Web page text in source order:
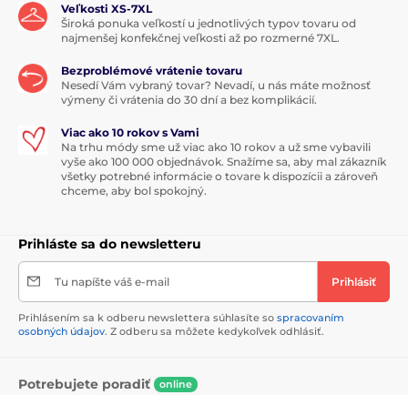
Veľkosti XS-7XL
Široká ponuka veľkostí u jednotlivých typov tovaru od
najmenšej konfekčnej veľkosti až po rozmerné 7XL.
Bezproblémové vrátenie tovaru
Nesedí Vám vybraný tovar? Nevadí, u nás máte možnosť
výmeny či vrátenia do 30 dní a bez komplikácií.
Viac ako 10 rokov s Vami
Na trhu módy sme už viac ako 10 rokov a už sme vybavili
vyše ako 100 000 objednávok. Snažíme sa, aby mal zákazník
všetky potrebné informácie o tovare k dispozícii a zároveň
chceme, aby bol spokojný.
Prihláste sa do newsletteru
Tu napíšte váš e-mail Prihlásiť
Prihlásením sa k odberu newslettera súhlasíte so spracovaním
osobných údajov. Z odberu sa môžete kedykoľvek odhlásiť.
Potrebujete poradiť online